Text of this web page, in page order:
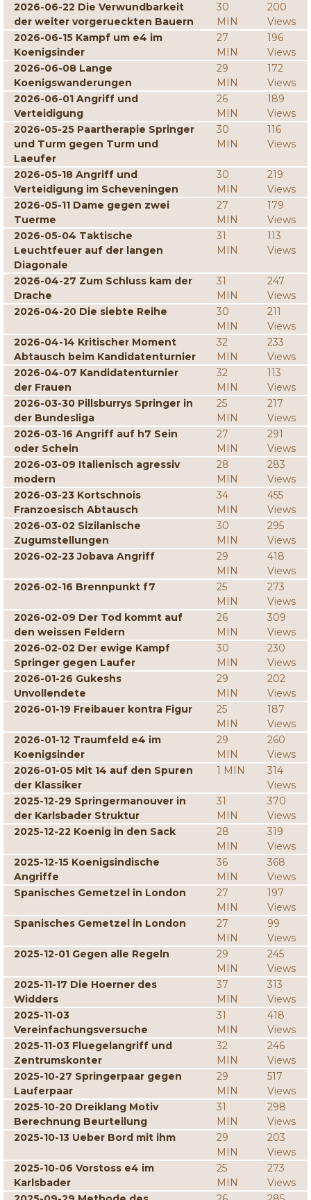
2026-06-22 Die Verwundbarkeit
der weiter vorgerueckten Bauern
30
MIN
200
Views
2026-06-15 Kampf um e4 im
Koenigsinder
27
MIN
196
Views
2026-06-08 Lange
Koenigswanderungen
29
MIN
172
Views
2026-06-01 Angriff und
Verteidigung
26
MIN
189
Views
2026-05-25 Paartherapie Springer
und Turm gegen Turm und
Laeufer
30
MIN
116
Views
2026-05-18 Angriff und
Verteidigung im Scheveningen
30
MIN
219
Views
2026-05-11 Dame gegen zwei
Tuerme
27
MIN
179
Views
2026-05-04 Taktische
Leuchtfeuer auf der langen
Diagonale
31
MIN
113
Views
2026-04-27 Zum Schluss kam der
Drache
31
MIN
247
Views
2026-04-20 Die siebte Reihe
30
MIN
211
Views
2026-04-14 Kritischer Moment
Abtausch beim Kandidatenturnier
32
MIN
233
Views
2026-04-07 Kandidatenturnier
der Frauen
32
MIN
113
Views
2026-03-30 Pillsburrys Springer in
der Bundesliga
25
MIN
217
Views
2026-03-16 Angriff auf h7 Sein
oder Schein
27
MIN
291
Views
2026-03-09 Italienisch agressiv
modern
28
MIN
283
Views
2026-03-23 Kortschnois
Franzoesisch Abtausch
34
MIN
455
Views
2026-03-02 Sizilanische
Zugumstellungen
30
MIN
295
Views
2026-02-23 Jobava Angriff
29
MIN
418
Views
2026-02-16 Brennpunkt f7
25
MIN
273
Views
2026-02-09 Der Tod kommt auf
den weissen Feldern
26
MIN
309
Views
2026-02-02 Der ewige Kampf
Springer gegen Laufer
30
MIN
230
Views
2026-01-26 Gukeshs
Unvollendete
29
MIN
202
Views
2026-01-19 Freibauer kontra Figur
25
MIN
187
Views
2026-01-12 Traumfeld e4 im
Koenigsinder
29
MIN
260
Views
2026-01-05 Mit 14 auf den Spuren
der Klassiker
1 MIN
314
Views
2025-12-29 Springermanouver in
der Karlsbader Struktur
31
MIN
370
Views
2025-12-22 Koenig in den Sack
28
MIN
319
Views
2025-12-15 Koenigsindische
Angriffe
36
MIN
368
Views
Spanisches Gemetzel in London
27
MIN
197
Views
Spanisches Gemetzel in London
27
MIN
99
Views
2025-12-01 Gegen alle Regeln
29
MIN
245
Views
2025-11-17 Die Hoerner des
Widders
37
MIN
313
Views
2025-11-03
Vereinfachungsversuche
31
MIN
418
Views
2025-11-03 Fluegelangriff und
Zentrumskonter
32
MIN
246
Views
2025-10-27 Springerpaar gegen
Lauferpaar
29
MIN
517
Views
2025-10-20 Dreiklang Motiv
Berechnung Beurteilung
31
MIN
298
Views
2025-10-13 Ueber Bord mit ihm
29
MIN
203
Views
2025-10-06 Vorstoss e4 im
Karlsbader
25
MIN
273
Views